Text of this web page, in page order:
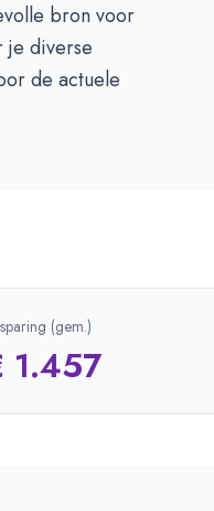
bron voor
je diverse
de actuele
(gem.)
1.457